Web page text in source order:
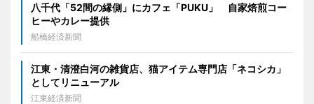
八千代「52間の縁側」にカフェ「PUKU」 自家焙煎コー
ヒーやカレー提供
船橋経済新聞
江東・清澄白河の雑貨店、猫アイテム専門店「ネコシカ」
としてリニューアル
江東経済新聞